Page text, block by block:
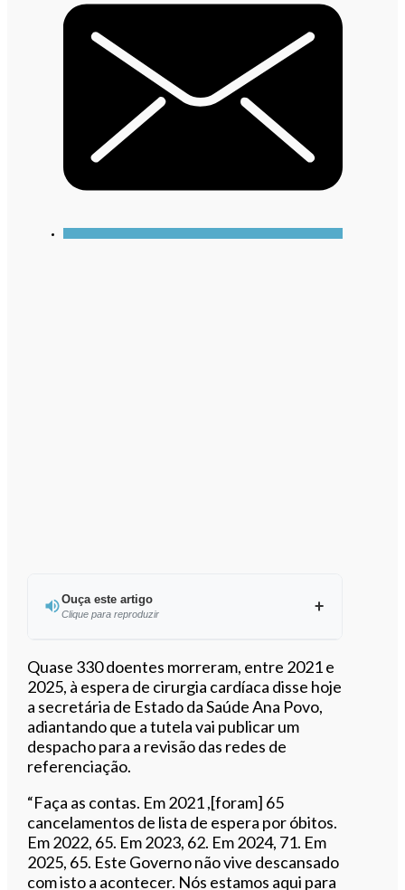
Ouça este artigo
Clique para reproduzir
Ouvir este artigo
Quase 330 doentes morreram, entre 2021 e
2025, à espera de cirurgia cardíaca disse hoje
a secretária de Estado da Saúde Ana Povo,
adiantando que a tutela vai publicar um
despacho para a revisão das redes de
referenciação.
“Faça as contas. Em 2021 ,[foram] 65
cancelamentos de lista de espera por óbitos.
Em 2022, 65. Em 2023, 62. Em 2024, 71. Em
2025, 65. Este Governo não vive descansado
com isto a acontecer. Nós estamos aqui para